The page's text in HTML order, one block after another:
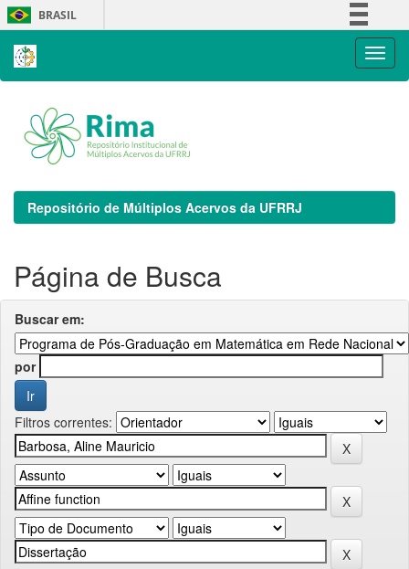
Skip
navigation
BRASIL
Repositório de Múltiplos Acervos da UFRRJ
Página de Busca
Buscar em:
por
Filtros correntes: